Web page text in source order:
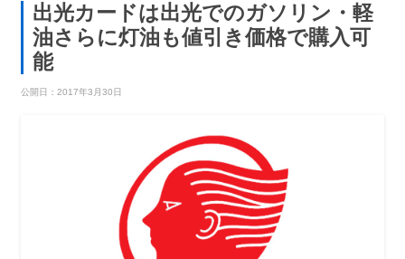
出光カードは出光でのガソリン・軽
油さらに灯油も値引き価格で購入可
能
公開日： 2017年3月30日